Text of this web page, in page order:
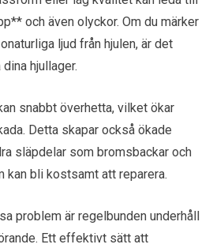
och även olyckor. Om du märker
ljud från hjulen, är det
hjullager.
snabbt överhetta, vilket ökar
Detta skapar också ökade
släpdelar som bromsbackar och
kan bli kostsamt att reparera.
problem är regelbunden underhåll
Ett effektivt sätt att